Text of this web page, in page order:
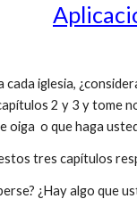
cada iglesia,
2 y 3 y tome
oiga o que haga
tres capítulos
¿Hay algo